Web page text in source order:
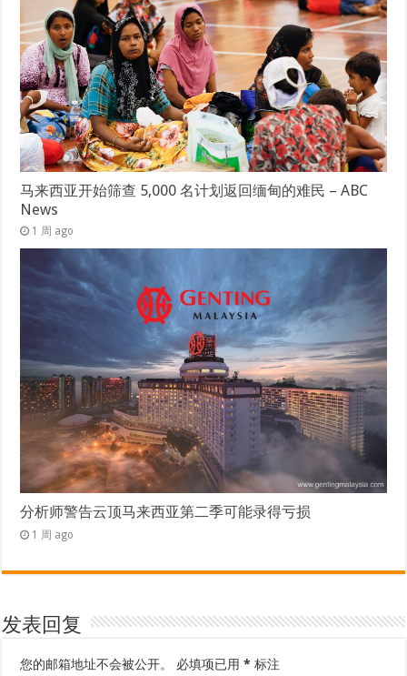
马来西亚开始筛查 5,000 名计划返回缅甸的难民 – ABC
News
1 周 ago
分析师警告云顶马来西亚第二季可能录得亏损
1 周 ago
发表回复
您的邮箱地址不会被公开。 必填项已用* 标注